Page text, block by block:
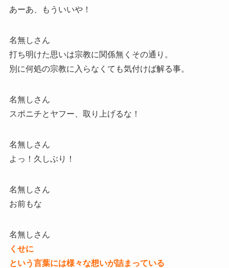
あーあ、もういいや！
名無しさん
打ち明けた思いは宗教に関係無くその通り。
別に何処の宗教に入らなくても気付けば解る事。
名無しさん
スポニチとヤフー、取り上げるな！
名無しさん
よっ！久しぶり！
名無しさん
お前もな
名無しさん
くせに
という言葉には様々な想いが詰まっている